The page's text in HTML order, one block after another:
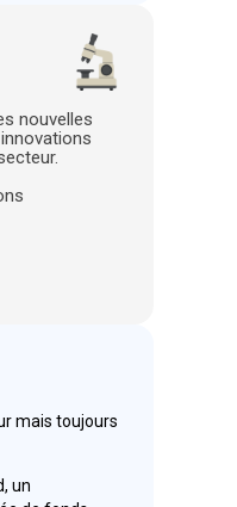
nouvelles
mais toujours
un